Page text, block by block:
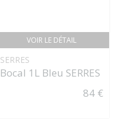
VOIR LE DÉTAIL
SERRES
Bocal 1L Bleu SERRES
84 €